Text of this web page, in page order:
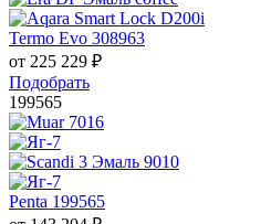
Termo Evo 308963
от 225 229 ₽
Подобрать
199565
Penta 199565